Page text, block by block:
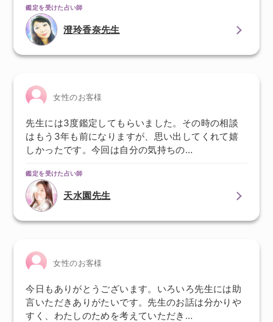
鑑定を受けた占い師
澄玲香奈先生
女性のお客様
先生には3度鑑定してもらいました。その時の相談
はもう3年も前になりますが、思い出してくれて嬉
しかったです。今回は自分の気持ちの…
鑑定を受けた占い師
天水園先生
女性のお客様
今日もありがとうございます。いろいろ先生には助
言いただきありがたいです。先生のお話は分かりや
すく、わたしのためを考えていただき…